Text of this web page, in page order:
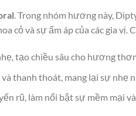
. Trong nhóm hương này,
cỏ và sự ấm áp của các gia vị.
tạo chiều sâu cho hương
thanh thoát, mang lại sự nhẹ
rũ, làm nổi bật sự mềm mại